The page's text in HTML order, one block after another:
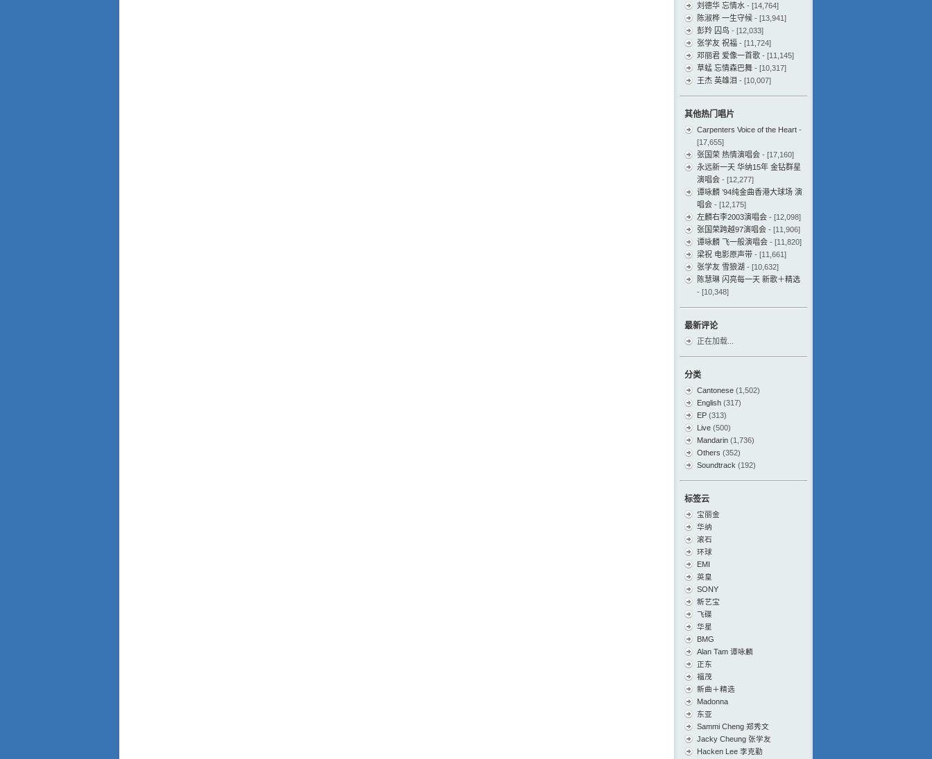
刘德华 忘情水 - [14,764]
陈淑桦 一生守候 - [13,941]
彭羚 囚鸟 - [12,033]
张学友 祝福 - [11,724]
邓丽君 爱像一首歌 - [11,145]
草蜢 忘情森巴舞 - [10,317]
王杰 英雄泪 - [10,007]
其他热门唱片
Carpenters Voice of the Heart -
[17,655]
张国荣 热情演唱会 - [17,160]
永远新一天 华纳15年 金钻群星
演唱会 - [12,277]
谭咏麟 ’94纯金曲香港大球场 演
唱会 - [12,175]
左麟右李2003演唱会 - [12,098]
张国荣跨越97演唱会 - [11,906]
谭咏麟 飞一般演唱会 - [11,820]
梁祝 电影原声带 - [11,661]
张学友 雪狼湖 - [10,632]
陈慧琳 闪亮每一天 新歌＋精选
- [10,348]
最新评论
正在加载...
分类
Cantonese (1,502)
English (317)
EP (313)
Live (500)
Mandarin (1,736)
Others (352)
Soundtrack (192)
标签云
宝丽金
华纳
滚石
环球
EMI
英皇
SONY
新艺宝
飞碟
华星
BMG
Alan Tam 谭咏麟
正东
福茂
新曲＋精选
Madonna
东亚
Sammi Cheng 郑秀文
Jacky Cheung 张学友
Hacken Lee 李克勤